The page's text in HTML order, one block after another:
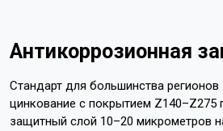
Антикоррозионная
Стандарт для большинства
цинкование с покрытием Z140–Z275
защитный слой 10–20 микрометров